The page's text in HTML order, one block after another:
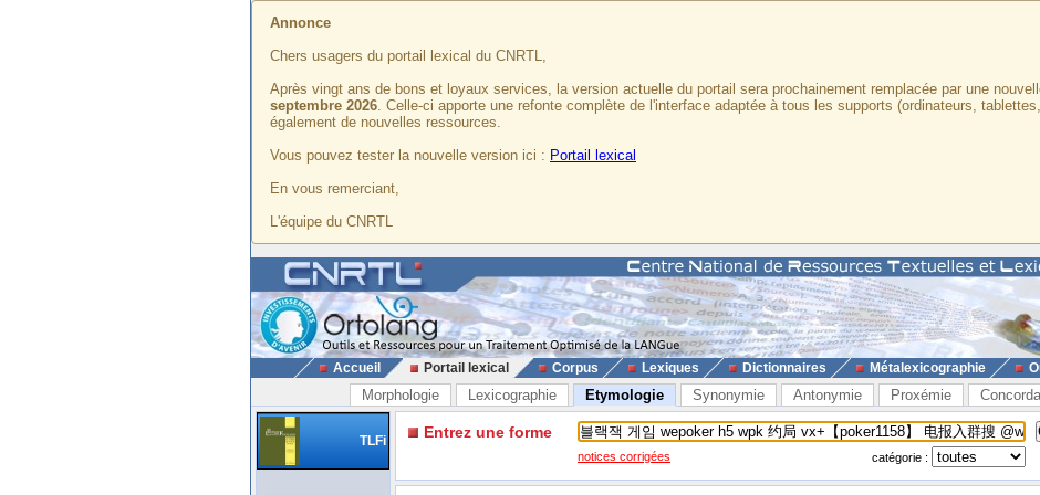
Annonce
Chers usagers du portail lexical du CNRTL,
Après vingt ans de bons et loyaux services, la version actuelle du portail sera prochainement remplacée par une
septembre 2026. Celle-ci apporte une refonte complète de l'interface adaptée à tous les supports (ordinateurs,
également de nouvelles ressources.
Vous pouvez tester la nouvelle version ici : Portail lexical
En vous remerciant,
L'équipe du CNRTL
Accueil Portail lexical Corpus Lexiques Dictionnaires Métalexicographie
Morphologie Lexicographie Etymologie Synonymie Antonymie Proxémie
TLFi Entrez une forme
notices corrigées catégorie :